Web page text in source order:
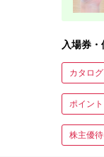
入場券
カタロ
ポイント
株主優